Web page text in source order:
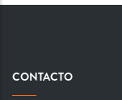
CONTACTO